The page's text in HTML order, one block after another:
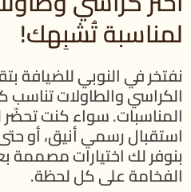
لمناسبة تُشبِهك!
نفتخر في النوبي للضيافة
الكراسي والطاولات تناسب
المناسبات. سواء كنت تحضّر
استقبال رسمي أنيق، أو
بنوفر لك اختيارات
الفخامة على كل لحظة.